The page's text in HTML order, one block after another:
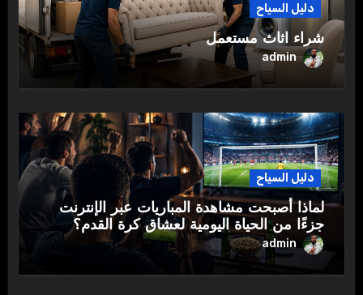
دليل السياح
شراء اثاث مستعمل
admin
دليل السياح
لماذا أصبحت مشاهدة المباريات عبر الإنترنت
جزءًا من الحياة اليومية لعشاق كرة القدم؟
admin